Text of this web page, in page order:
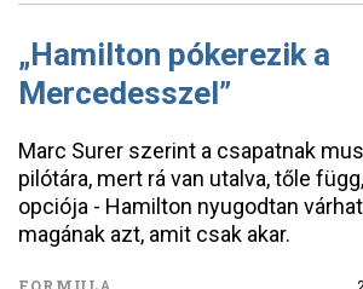
„Hamilton pókerezik a
Mercedesszel”
Marc Surer szerint a csapatnak
pilótára, mert rá van utalva, tőle
opciója - Hamilton nyugodtan
magának azt, amit csak akar.